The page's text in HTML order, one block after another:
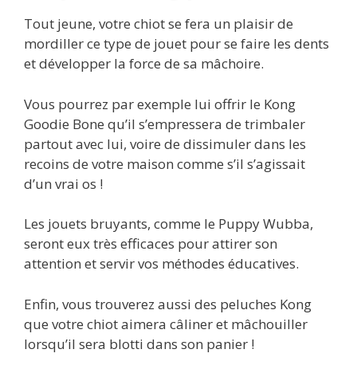
Tout jeune, votre chiot se fera un plaisir de
mordiller ce type de jouet pour se faire les dents
et développer la force de sa mâchoire.
Vous pourrez par exemple lui offrir le Kong
Goodie Bone qu’il s’empressera de trimbaler
partout avec lui, voire de dissimuler dans les
recoins de votre maison comme s’il s’agissait
d’un vrai os !
Les jouets bruyants, comme le Puppy Wubba,
seront eux très efficaces pour attirer son
attention et servir vos méthodes éducatives.
Enfin, vous trouverez aussi des peluches Kong
que votre chiot aimera câliner et mâchouiller
lorsqu’il sera blotti dans son panier !